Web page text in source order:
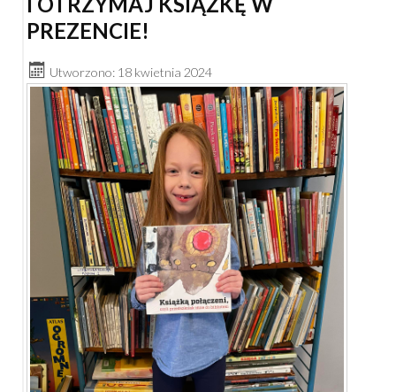
PREZENCIE!
Utworzono: 18 kwietnia 2024